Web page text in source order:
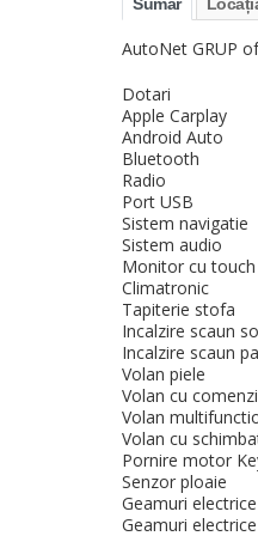
AutoNet GRUP
Dotari
Apple Carplay
Android Auto
Bluetooth
Radio
Port USB
Sistem navigatie
Sistem audio
Monitor cu touch
Climatronic
Tapiterie stofa
Incalzire scaun
Incalzire scaun
Volan piele
Volan cu comenzi
Volan
Volan cu
Pornire motor
Senzor ploaie
Geamuri
Geamuri